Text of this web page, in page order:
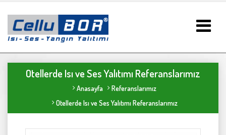
Otellerde Isı ve Ses Yalıtımı Referanslarımız
Anasayfa
Referanslarımız
Otellerde Isı ve Ses Yalıtımı Referanslarımız